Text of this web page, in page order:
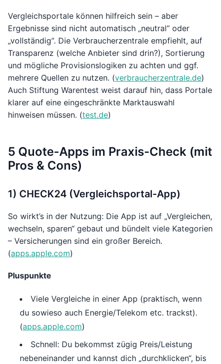
Vergleichsportale können hilfreich sein – aber
Ergebnisse sind nicht automatisch „neutral“ oder
„vollständig“. Die Verbraucherzentrale empfiehlt, auf
Transparenz (welche Anbieter sind drin?), Sortierung
und mögliche Provisionslogiken zu achten und ggf.
mehrere Quellen zu nutzen. (verbraucherzentrale.de)
Auch Stiftung Warentest weist darauf hin, dass Portale
klarer auf eine eingeschränkte Marktauswahl
hinweisen müssen. (test.de)
5 Quote-Apps im Praxis-Check (mit
Pros & Cons)
1) CHECK24 (Vergleichsportal-App)
So wirkt’s in der Nutzung: Die App ist auf „Vergleichen,
wechseln, sparen“ gebaut und bündelt viele Kategorien
– Versicherungen sind ein großer Bereich.
(apps.apple.com)
Pluspunkte
Viele Vergleiche in einer App (praktisch, wenn
du sowieso auch Energie/Telekom etc. trackst).
(apps.apple.com)
Schnell: Du bekommst zügig Preis/Leistung
nebeneinander und kannst dich „durchklicken“, bis